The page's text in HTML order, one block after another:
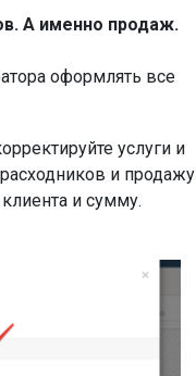
А именно продаж.
оформлять все
услуги и
и продажу
и сумму.